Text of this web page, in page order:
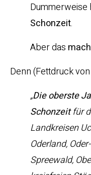
Dummerweise
Schonzeit.
Aber das
Denn (Fettdruck
„Die oberste
Schonzeitfür
Landkreisen
Oderland,
Spreewald,